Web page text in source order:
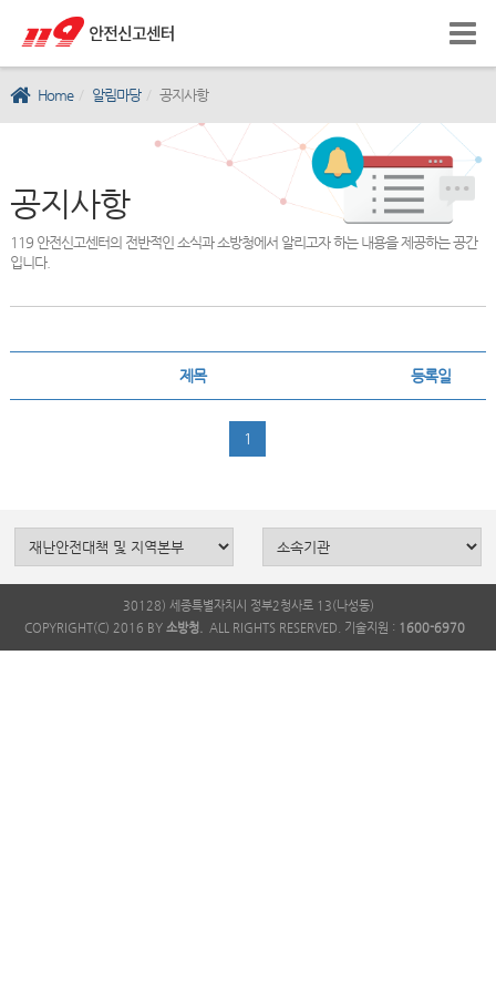
Home 알림마당 공지사항
공지사항
119 안전신고센터의 전반적인 소식과 소방청에서 알리고자 하는 내용을 제공하는 공간
입니다.
제목 등록일
1
30128) 세종특별자치시 정부2청사로 13(나성동)
COPYRIGHT(C) 2016 BY 소방청. ALL RIGHTS RESERVED. 기술지원 : 1600-6970